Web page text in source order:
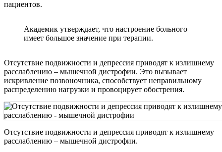
пациентов.
Академик утверждает, что настроение больного
имеет большое значение при терапии.
Отсутствие подвижности и депрессия приводят к излишнему
расслаблению – мышечной дистрофии. Это вызывает
искривление позвоночника, способствует неправильному
распределению нагрузки и провоцирует обострения.
Отсутствие подвижности и депрессия приводят к излишнему
расслаблению – мышечной дистрофии.